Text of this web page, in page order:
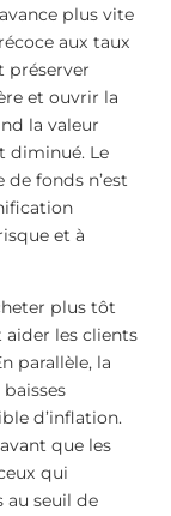
plus vite
aux taux
préserver
et ouvrir la
la valeur
diminué. Le
fonds n’est
et à
plus tôt
les clients
parallèle, la
d’inflation.
que les
qui
au seuil de